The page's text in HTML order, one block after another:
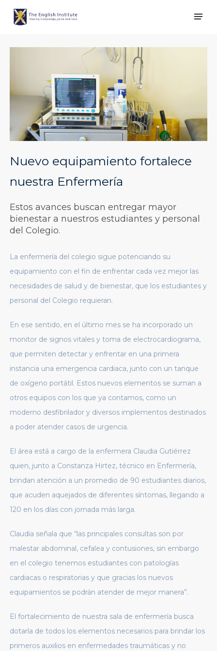
Nuevo equipamiento fortalece
nuestra Enfermería
Estos avances buscan entregar mayor
bienestar a nuestros estudiantes y personal
del Colegio.
La enfermería del colegio sigue potenciando su
equipamiento con el fin de enfrentar cada vez mejor las
necesidades de salud y de bienestar, que los estudiantes y
personal del Colegio requieran.
En ese sentido, en el último mes se ha incorporado un
monitor de signos vitales y toma de electrocardiograma,
que permiten detectar y enfrentar en una primera
instancia una emergencia cardiaca, junto con un tanque
de oxígeno portátil. Estos nuevos elementos se suman a
otros equipos con los que ya contamos, como un
moderno desfibrilador y diversos implementos destinados
a poder atender casos de urgencia.
El área está a cargo de la enfermera Claudia Gutiérrez
quien, junto a Constanza Hirtez, técnico en Enfermería,
brindan atención a un promedio de 90 estudiantes diarios,
que acuden aquejados de diferentes síntomas, llegando a
120 en los días con jornada más larga.
Claudia señala que “las principales consultas son por
malestar abdominal, cefalea y contusiones, sin embargo
en el colegio tenemos estudiantes con patologías
cardiacas o respiratorias y que gracias los nuevos
equipamientos se podrán atender de mejor manera”.
El fortalecimiento de nuestra sala de enfermería busca
dotarla de todos los elementos necesarios para brindar los
primeros auxilios en enfermedades traumáticas y no